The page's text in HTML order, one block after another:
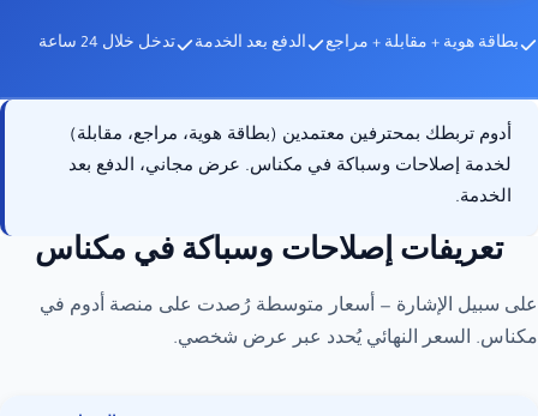
بطاقة هوية + مقابلة + مراجع الدفع بعد الخدمة تدخل خلال 24 ساعة
متوفر
عرض خلال 24-48 ساعة
أدوم تربطك بمحترفين معتمدين (بطاقة هوية، مراجع، مقابلة)
لخدمة إصلاحات وسباكة في مكناس. عرض مجاني، الدفع بعد
الخدمة.
تعريفات إصلاحات وسباكة في مكناس
على سبيل الإشارة — أسعار متوسطة رُصدت على منصة أدوم في
مكناس. السعر النهائي يُحدد عبر عرض شخصي.